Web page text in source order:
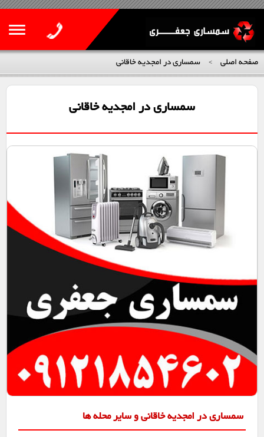
صفحه اصلی > سمساری در امجدیه خاقانی
سمساری در امجدیه خاقانی
سمساری در امجدیه خاقانی و سایر محله ها